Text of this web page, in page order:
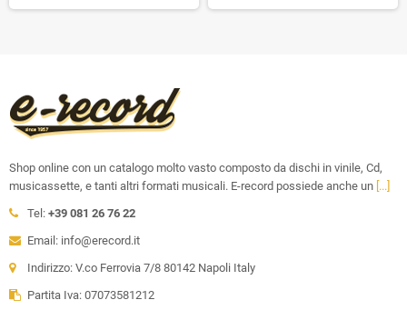
Shop online con un catalogo molto vasto composto da dischi in vinile, Cd,
musicassette, e tanti altri formati musicali. E-record possiede anche un [...]
Tel: +39 081 26 76 22
Email: info@erecord.it
Indirizzo: V.co Ferrovia 7/8 80142 Napoli Italy
Partita Iva: 07073581212